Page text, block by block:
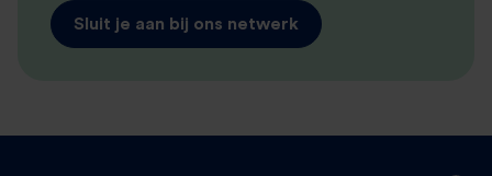
Sluit je aan bij ons netwerk